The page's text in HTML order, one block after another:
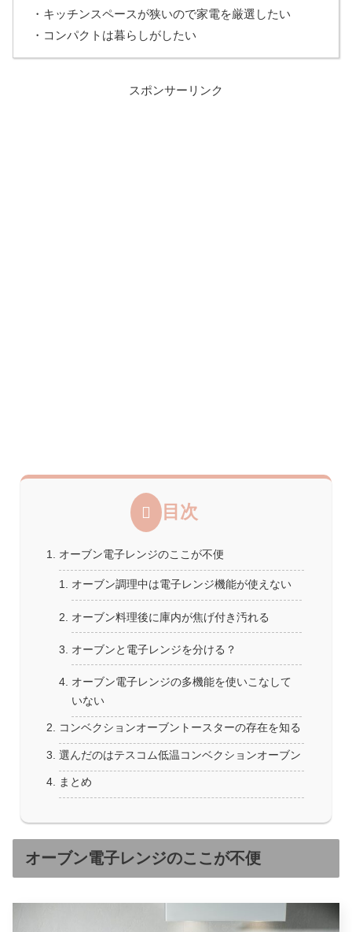
・キッチンスペースが狭いので家電を厳選したい
・コンパクトは暮らしがしたい
スポンサーリンク
目次
オーブン電子レンジのここが不便
オーブン調理中は電子レンジ機能が使えない
オーブン料理後に庫内が焦げ付き汚れる
オーブンと電子レンジを分ける？
オーブン電子レンジの多機能を使いこなして
いない
コンベクションオーブントースターの存在を知る
選んだのはテスコム低温コンベクションオーブン
まとめ
オーブン電子レンジのここが不便